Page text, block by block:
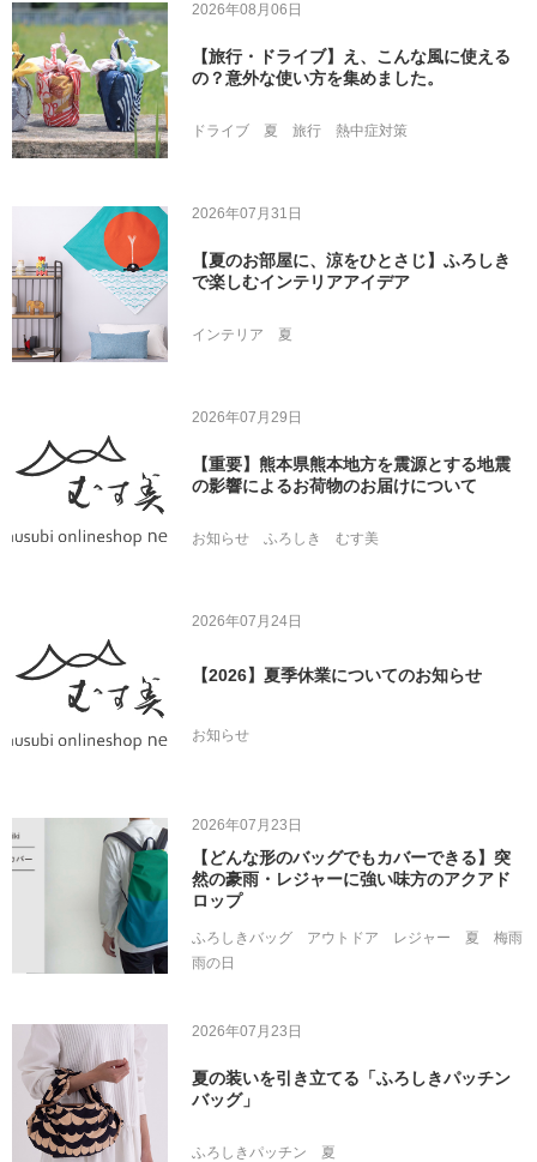
2026年08月06日
【旅行・ドライブ】え、こんな風に使える
の？意外な使い方を集めました。
ドライブ 夏 旅行 熱中症対策
2026年07月31日
【夏のお部屋に、涼をひとさじ】ふろしき
で楽しむインテリアアイデア
インテリア 夏
2026年07月29日
【重要】熊本県熊本地方を震源とする地震
の影響によるお荷物のお届けについて
お知らせ ふろしき むす美
2026年07月24日
【2026】夏季休業についてのお知らせ
お知らせ
2026年07月23日
【どんな形のバッグでもカバーできる】突
然の豪雨・レジャーに強い味方のアクアド
ロップ
ふろしきバッグ アウトドア レジャー 夏
梅雨
雨の日
2026年07月23日
夏の装いを引き立てる「ふろしきパッチン
バッグ」
ふろしきパッチン 夏